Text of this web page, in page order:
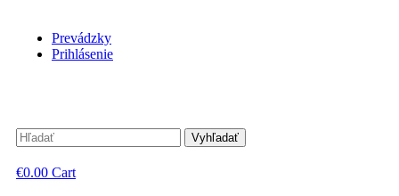
Prevádzky
Prihlásenie
Vyhľadať
€0.00 Cart